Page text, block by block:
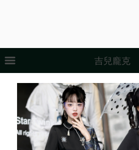
吉兒龐克